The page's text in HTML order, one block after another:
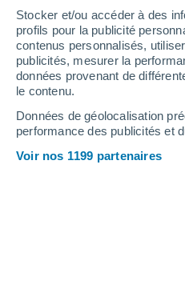
Stocker et/ou accéder à des
profils pour la publicité
contenus personnalisés,
publicités, mesurer la
données provenant de
le contenu.
Données de géolocalisation
performance des publicités et
Voir nos 1199 partenaires